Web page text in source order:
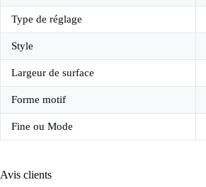
Type de réglage
Style
Largeur de surface
Forme motif
Fine ou Mode
Avis clients